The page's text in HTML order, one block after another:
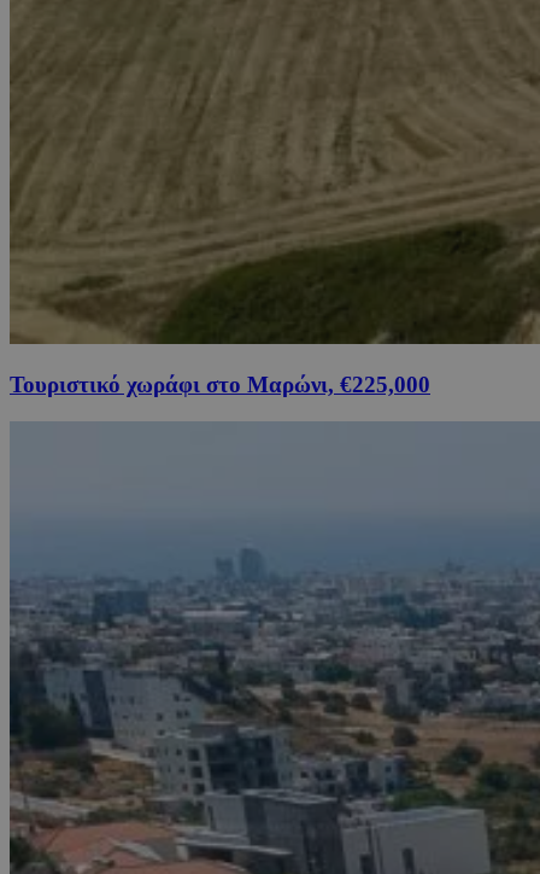
Τουριστικό χωράφι στο Μαρώνι, €225,000